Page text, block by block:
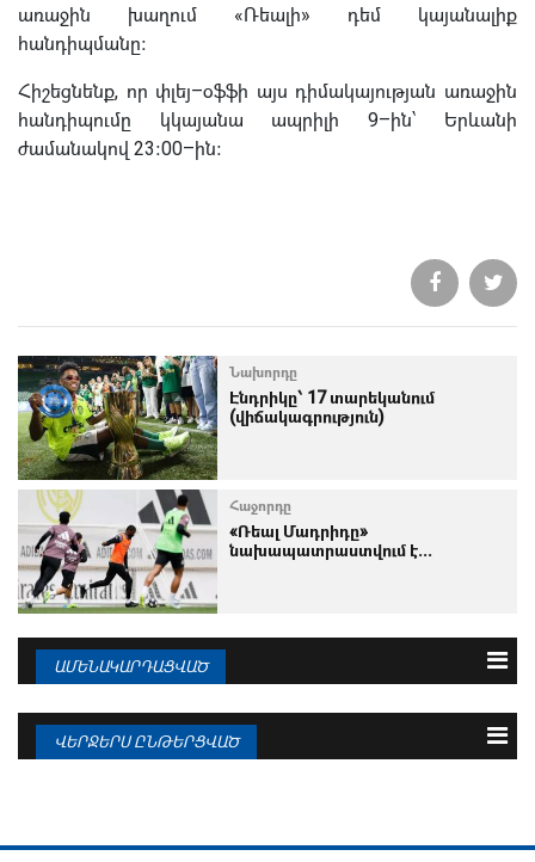
առաջին խաղում «Ռեալի» դեմ կայանալիք
հանդիպմանը։
Հիշեցնենք, որ փլեյ–օֆֆի այս դիմակայության առաջին
հանդիպումը կկայանա ապրիլի 9–ին՝ Երևանի
ժամանակով 23։00–ին։
Նախորդը
Էնդրիկը՝ 17 տարեկանում
(վիճակագրություն)
Հաջորդը
«Ռեալ Մադրիդը»
նախապատրաստվում է...
ԱՄԵՆԱԿԱՐԴԱՑՎԱԾ
ՎԵՐՋԵՐՍ ԸՆԹԵՐՑՎԱԾ